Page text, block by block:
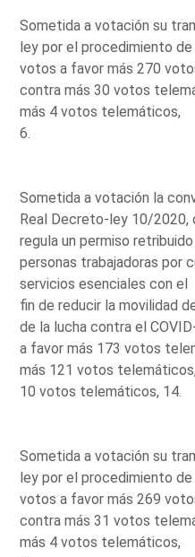
Sometida a votación su
ley por el procedimiento de
votos a favor más 270
contra más 30 votos
más 4 votos telemáticos,
6.
Sometida a votación la
Real Decreto-ley 10/2020,
regula un permiso
personas trabajadoras por
servicios esenciales con el
fin de reducir la movilidad
de la lucha contra el
a favor más 173 votos
más 121 votos
10 votos telemáticos, 14.
Sometida a votación su
ley por el procedimiento de
votos a favor más 269
contra más 31 votos
más 4 votos telemáticos,